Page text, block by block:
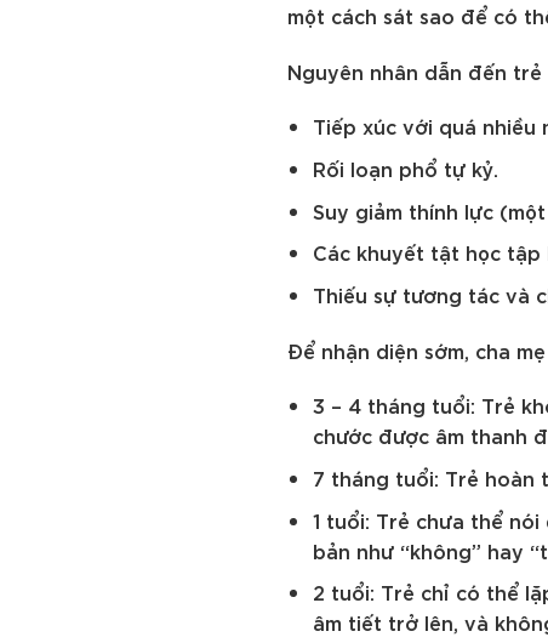
một cách sát sao để có
Nguyên nhân dẫn đến
Tiếp xúc với quá
Rối loạn phổ tự kỷ.
Suy giảm thính lực
Các khuyết tật học tập
Thiếu sự tương tác và
Để nhận diện sớm, cha
3 – 4 tháng tuổi: Trẻ
chước được âm thanh
7 tháng tuổi: Trẻ hoàn
1 tuổi: Trẻ chưa thể nói
bản như “không” hay
2 tuổi: Trẻ chỉ có thể
âm tiết trở lên, và